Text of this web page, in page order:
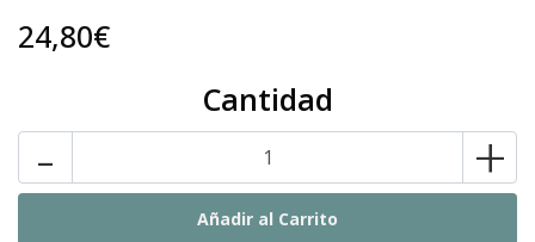
24,80€
Cantidad
- +